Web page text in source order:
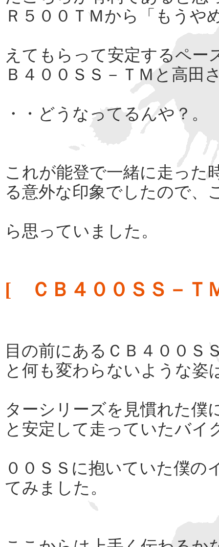
Ｒ５００ＴＭから「もうや
えてもらって安定するペー
Ｂ４００ＳＳ－ＴＭと高田
・・どうなってるんや？。
これが能登で一緒に走った
る意外な印象でしたので、
ら思っていました。
[ ＣＢ４００ＳＳ－Ｔ
目の前にあるＣＢ４００Ｓ
と何も変わらないような姿
ターシリーズを見慣れた僕
と安定して走っていたバイ
００ＳＳに抱いていた僕の
てみました。